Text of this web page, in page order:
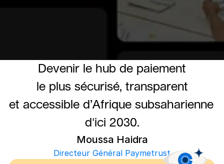
Devenir le hub de paiement
le plus sécurisé, transparent
et accessible d’Afrique subsaharienne
d'ici 2030.
Moussa Haidra
Directeur Général Paymetrust